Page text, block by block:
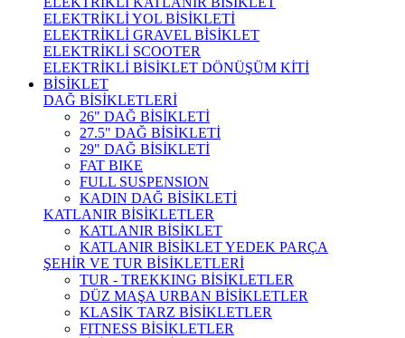
ELEKTRİKLİ YOL BİSİKLETİ
ELEKTRİKLİ GRAVEL BİSİKLET
ELEKTRİKLİ SCOOTER
ELEKTRİKLİ BİSİKLET DÖNÜŞÜM KİTİ
BİSİKLET
DAĞ BİSİKLETLERİ
26" DAĞ BİSİKLETİ
27.5" DAĞ BİSİKLETİ
29" DAĞ BİSİKLETİ
FAT BIKE
FULL SUSPENSION
KADIN DAĞ BİSİKLETİ
KATLANIR BİSİKLETLER
KATLANIR BİSİKLET
KATLANIR BİSİKLET YEDEK PARÇA
ŞEHİR VE TUR BİSİKLETLERİ
TUR - TREKKING BİSİKLETLER
DÜZ MAŞA URBAN BİSİKLETLER
KLASİK TARZ BİSİKLETLER
FITNESS BİSİKLETLER